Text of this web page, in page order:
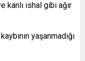
kanlı ishal gibi ağır
yaşanmadığı